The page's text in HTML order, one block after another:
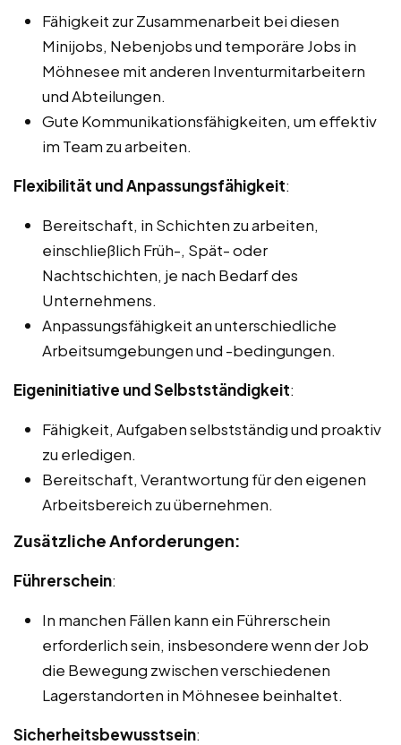
Fähigkeit zur Zusammenarbeit bei diesen
Minijobs, Nebenjobs und temporäre Jobs in
Möhnesee mit anderen Inventurmitarbeitern
und Abteilungen.
Gute Kommunikationsfähigkeiten, um effektiv
im Team zu arbeiten.
Flexibilität und Anpassungsfähigkeit:
Bereitschaft, in Schichten zu arbeiten,
einschließlich Früh-, Spät- oder
Nachtschichten, je nach Bedarf des
Unternehmens.
Anpassungsfähigkeit an unterschiedliche
Arbeitsumgebungen und -bedingungen.
Eigeninitiative und Selbstständigkeit:
Fähigkeit, Aufgaben selbstständig und proaktiv
zu erledigen.
Bereitschaft, Verantwortung für den eigenen
Arbeitsbereich zu übernehmen.
Zusätzliche Anforderungen:
Führerschein:
In manchen Fällen kann ein Führerschein
erforderlich sein, insbesondere wenn der Job
die Bewegung zwischen verschiedenen
Lagerstandorten in Möhnesee beinhaltet.
Sicherheitsbewusstsein: